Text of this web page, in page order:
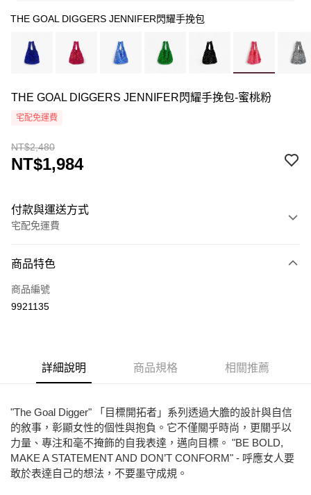
THE GOAL DIGGERS JENNIFER閃耀手挽包
THE GOAL DIGGERS JENNIFER閃耀手挽包-蜜桃粉
宅配免運費
NT$2,480
NT$1,984
付款與運送方式
宅配免運費
信用卡一次付款
LINE Pay
運送方式
宅配
免運費
商品特色
商品編號
9921135
詳細說明 商品規格 相關推薦
"The Goal Digger" 「目標開拓者」系列透過大膽的設計與自信
的敘事，彰顯女性的個性與抱負。它不僅關乎時尚，更關乎以
力量、專注和毫不掩飾的自我表達，邁向目標。 "BE BOLD,
MAKE A STATEMENT AND DON’T CONFORM" - 呼應女人要
敢於表達自己的想法，不要墨守成規。